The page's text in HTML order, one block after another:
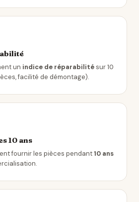
un indice de réparabilitésur 10
facilité de démontage).
10 ans
fournir les pièces pendant10 ans